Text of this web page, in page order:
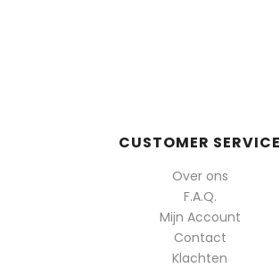
CUSTOMER SERVICE
Over ons
F.A.Q.
Mijn Account
Contact
Klachten